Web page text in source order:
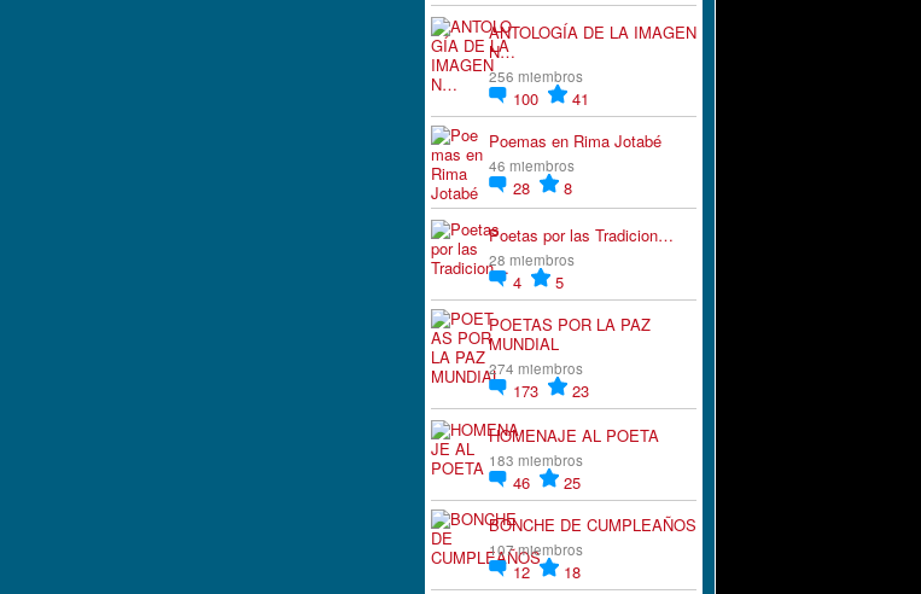
ANTOLOGÍA DE LA IMAGEN
N…
256 miembros
100
41
Poemas en Rima Jotabé
46 miembros
28 8
Poetas por las Tradicion…
28 miembros
4
5
POETAS POR LA PAZ
MUNDIAL
274 miembros
173
23
HOMENAJE AL POETA
183 miembros
46
25
BONCHE DE CUMPLEAÑOS
107 miembros
12 18